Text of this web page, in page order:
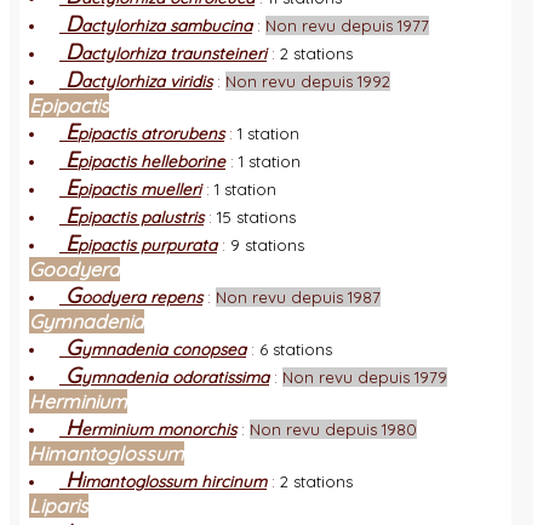
Dactylorhiza sambucina: Non revu depuis 1977
Dactylorhiza traunsteineri: 2 stations
Dactylorhiza viridis: Non revu depuis 1992
Epipactis
Epipactis atrorubens: 1 station
Epipactis helleborine: 1 station
Epipactis muelleri: 1 station
Epipactis palustris: 15 stations
Epipactis purpurata: 9 stations
Goodyera
Goodyera repens: Non revu depuis 1987
Gymnadenia
Gymnadenia conopsea: 6 stations
Gymnadenia odoratissima: Non revu depuis 1979
Herminium
Herminium monorchis: Non revu depuis 1980
Himantoglossum
Himantoglossum hircinum: 2 stations
Liparis